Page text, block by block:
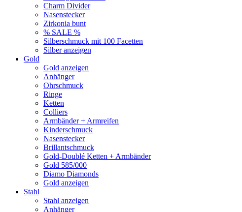
Charm Divider
Nasenstecker
Zirkonia bunt
% SALE %
Silberschmuck mit 100 Facetten
Silber anzeigen
Gold
Gold anzeigen
Anhänger
Ohrschmuck
Ringe
Ketten
Colliers
Armbänder + Armreifen
Kinderschmuck
Nasenstecker
Brillantschmuck
Gold-Doublé Ketten + Armbänder
Gold 585/000
Diamo Diamonds
Gold anzeigen
Stahl
Stahl anzeigen
Anhänger